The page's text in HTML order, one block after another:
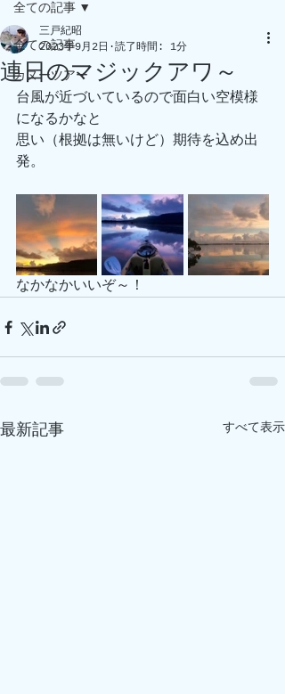
全ての記事
カヌーツアー
全ての記事
連日のマジックアワ～
三戸紀昭
2023年9月2日
読了時間: 1分
台風が近づいているので面白い空模様
になるかなと
思い（根拠は無いけど）期待を込め出
発。
なかなかいいぞ～！
最新記事 すべて表示